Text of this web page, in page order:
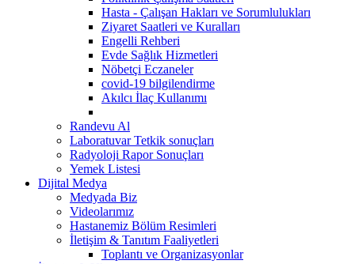
Hasta - Çalışan Hakları ve Sorumlulukları
Ziyaret Saatleri ve Kuralları
Engelli Rehberi
Evde Sağlık Hizmetleri
Nöbetçi Eczaneler
covid-19 bilgilendirme
Akılcı İlaç Kullanımı
Randevu Al
Laboratuvar Tetkik sonuçları
Radyoloji Rapor Sonuçları
Yemek Listesi
Dijital Medya
Medyada Biz
Videolarımız
Hastanemiz Bölüm Resimleri
İletişim & Tanıtım Faaliyetleri
Toplantı ve Organizasyonlar